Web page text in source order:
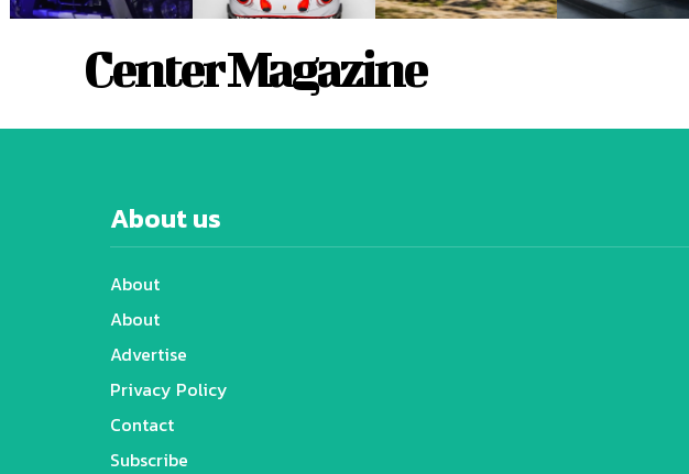
Center Magazine
About us
About
About
Advertise
Privacy Policy
Contact
Subscribe